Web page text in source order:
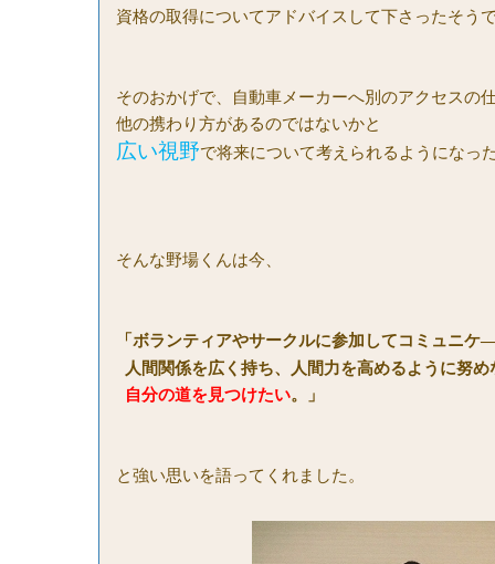
資格の取得についてアドバイスして下さったそう
そのおかげで、自動車メーカーへ別のアクセスの
他の携わり方があるのではないかと
広い視野で将来について考えられるようになっ
そんな野場くんは今、
「ボランティアやサークルに参加してコミュニケ
人間関係を広く持ち、人間力を高めるように努め
自分の道を見つけたい。」
と強い思いを語ってくれました。